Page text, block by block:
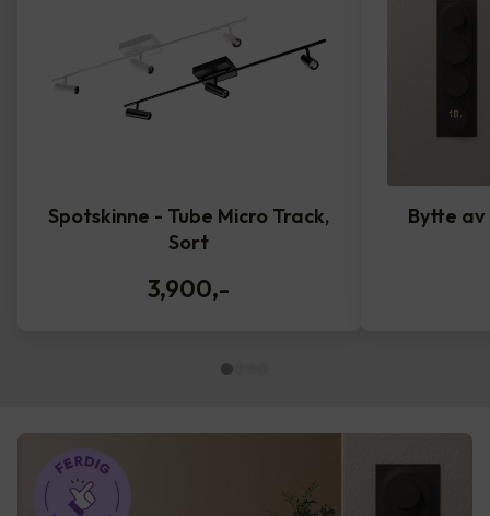
Spotskinne - Tube Micro Track,
Sort
3,900,-
Bytte